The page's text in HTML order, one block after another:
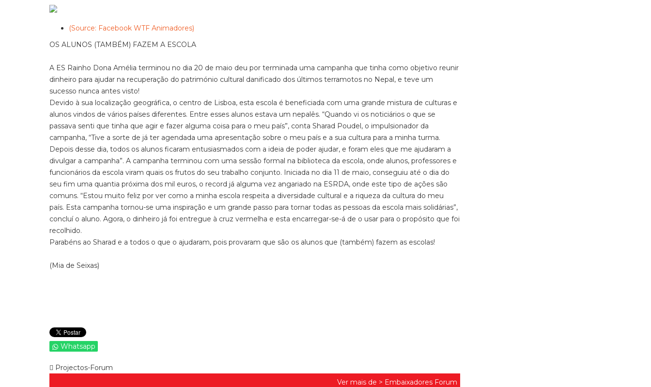
(Source: Facebook WTF Animadores)
OS ALUNOS (TAMBÉM) FAZEM A ESCOLA
A ES Rainho Dona Amélia terminou no dia 20 de maio deu por terminada uma campanha que tinha como objetivo reunir
dinheiro para ajudar na recuperação do património cultural danificado dos últimos terramotos no Nepal, e teve um
sucesso nunca antes visto!
Devido à sua localização geográfica, o centro de Lisboa, esta escola é beneficiada com uma grande mistura de culturas e
alunos vindos de vários países diferentes. Entre esses alunos estava um nepalês. “Quando vi os noticiários o que se
passava senti que tinha que agir e fazer alguma coisa para o meu país”, conta Sharad Poudel, o impulsionador da
campanha, “Tive a sorte de já ter agendada uma apresentação sobre o meu país e a sua cultura para a minha turma.
Depois desse dia, todos os alunos ficaram entusiasmados com a ideia de poder ajudar, e foram eles que me ajudaram a
divulgar a campanha”. A campanha terminou com uma sessão formal na biblioteca da escola, onde alunos, professores e
funcionários da escola viram quais os frutos do seu trabalho conjunto. Iniciada no dia 11 de maio, conseguiu até o dia do
seu fim uma quantia próxima dos mil euros, o record já alguma vez angariado na ESRDA, onde este tipo de ações são
comuns. “Estou muito feliz por ver como a minha escola respeita a diversidade cultural e a riqueza da cultura do meu
país. Esta campanha tornou-se uma inspiração e um grande passo para tornar todas as pessoas da escola mais solidárias”,
concluí o aluno. Agora, o dinheiro já foi entregue à cruz vermelha e esta encarregar-se-á de o usar para o propósito que foi
recolhido.
Parabéns ao Sharad e a todos o que o ajudaram, pois provaram que são os alunos que (também) fazem as escolas!
(Mia de Seixas)
Whatsapp
Projectos-Forum
Ver mais de > Embaixadores Forum